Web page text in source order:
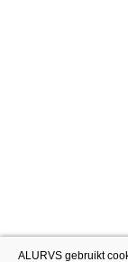
ALURVS gebruikt